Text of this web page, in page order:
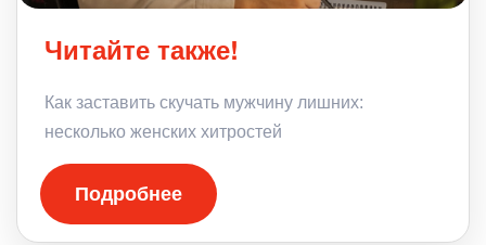
Читайте также!
Как заставить скучать мужчину лишних:
несколько женских хитростей
Подробнее